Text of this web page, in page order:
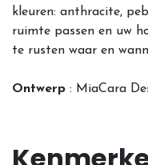
kleuren: anthracite,
ruimte passen en uw
te rusten waar en
Ontwerp : MiaCara